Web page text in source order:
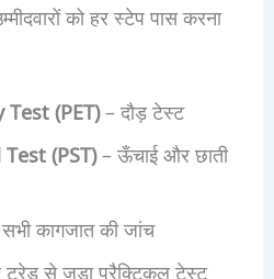
को हर स्टेप पास करना
(PET)– दौड़ टेस्ट
(PST)– ऊँचाई और छाती
कागजात की जांच
से जुड़ा प्रैक्टिकल टेस्ट